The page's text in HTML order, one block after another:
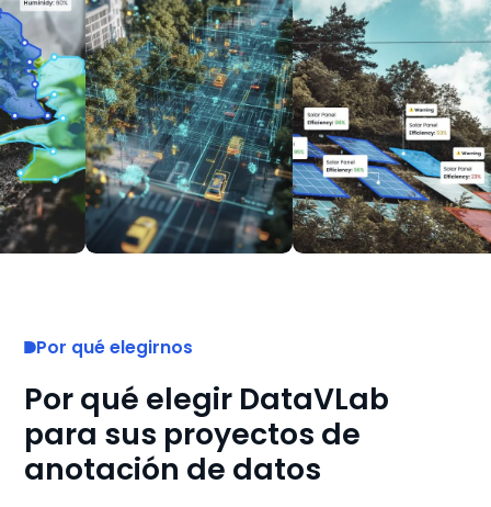
Por qué elegirnos
Por qué elegir DataVLab
para sus proyectos de
anotación de datos